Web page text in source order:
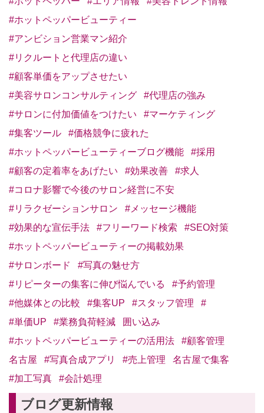
#ホットペッパービューティー
#アンビション営業マン紹介
#リクルートと代理店の違い
#顧客単価をアップさせたい
#美容サロンコンサルティング
#代理店の強み
#サロンに付加価値をつけたい
#マーケティング
#集客ツール
#価格競争に疲れた
#ホットペッパービューティーブログ機能
#採用
#顧客の定着率をあげたい
#効果改善
#求人
#コロナ影響で今後のサロン経営に不安
#リラクゼーションサロン
#メッセージ機能
#効果的な宣伝手法
#フリーワード検索
#SEO対策
#ホットペッパービューティーの掲載効果
#サロンボード
#写真の魅せ方
#リピーターの集客に伸び悩んでいる
#予約管理
#他媒体との比較
#集客UP #スタッフ管理
#
#単価UP
#業務負荷軽減
囲い込み
#ホットペッパービューティーの活用法
#顧客管理
名古屋
#写真合成アプリ #売上管理
名古屋で集客
#加工写真
#会計処理
ブログ更新情報